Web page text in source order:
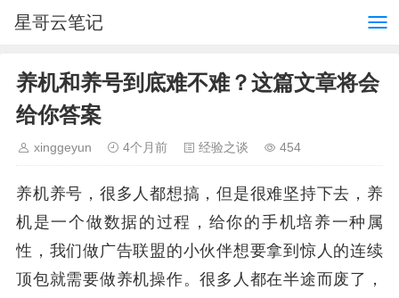
星哥云笔记
养机和养号到底难不难？这篇文章将会
给你答案
xinggeyun 4个月前 经验之谈 454
养机养号，很多人都想搞，但是很难坚持下去，养
机是一个做数据的过程，给你的手机培养一种属
性，我们做广告联盟的小伙伴想要拿到惊人的连续
顶包就需要做养机操作。很多人都在半途而废了，